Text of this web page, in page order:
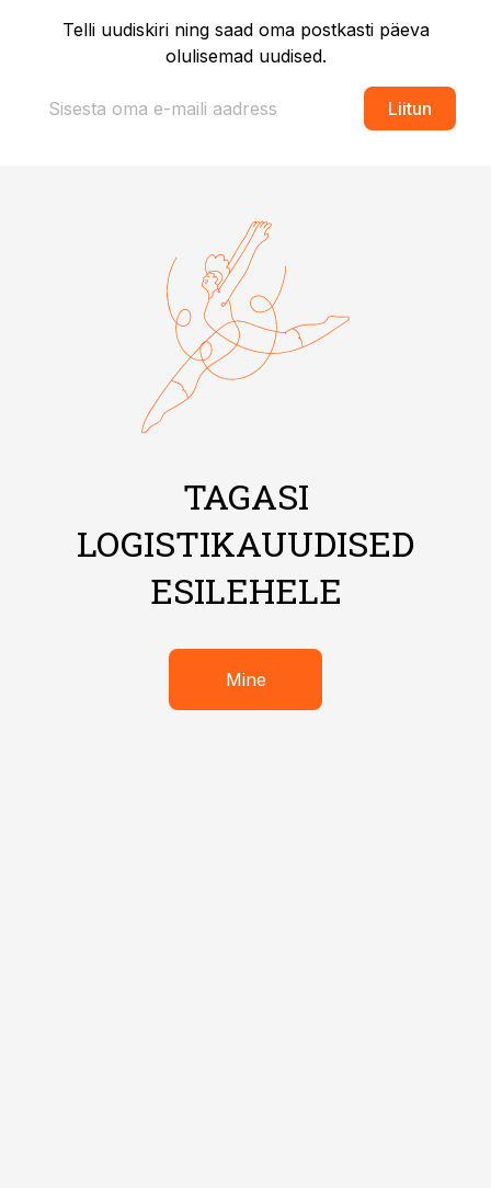
Telli uudiskiri ning saad oma postkasti päeva
olulisemad uudised.
Liitun
TAGASI
LOGISTIKAUUDISED
ESILEHELE
Mine